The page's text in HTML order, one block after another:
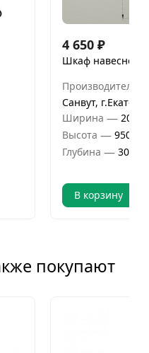
4 650 ₽
Шкаф навесной
Производитель
Санвут,
Ширина — 200
Высота — 950 мм
Глубина — 300
В корзину
покупают